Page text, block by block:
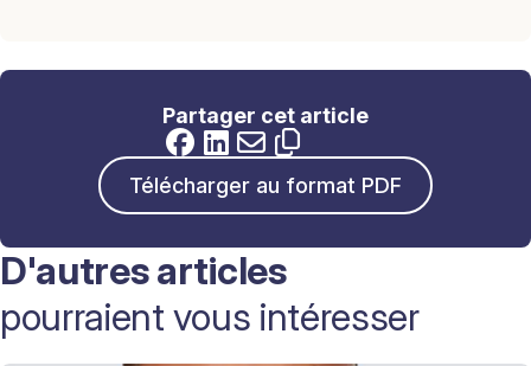
Partager cet article
Télécharger au format PDF
D'autres articles
pourraient vous intéresser